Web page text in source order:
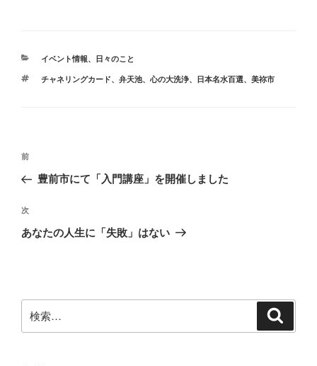
カ
ゴ
イベント情報、 日々のこと
タ
チャネリングカード、 弁天池、 心の大洗浄、 日本名水百選、 美祢市
投
ナ
ビ
ゲ
ン
前
の
稿
前
豊前市にて「入門講座」を開催しました
次
の
次
あなたの人生に「失敗」はない
索: